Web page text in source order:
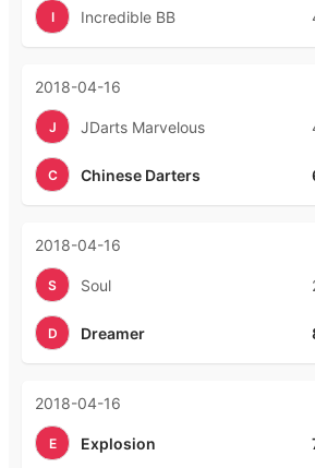
I Incredible BB
2018-04-16
J JDarts Marvelous
C Chinese Darters
2018-04-16
S Soul
D Dreamer
2018-04-16
E Explosion